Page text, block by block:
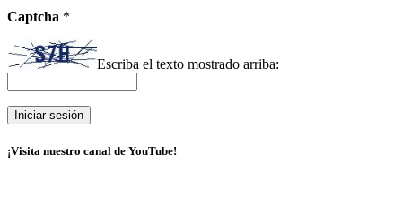
Captcha *
Escriba el texto mostrado arriba:
¡Visita nuestro canal de YouTube!